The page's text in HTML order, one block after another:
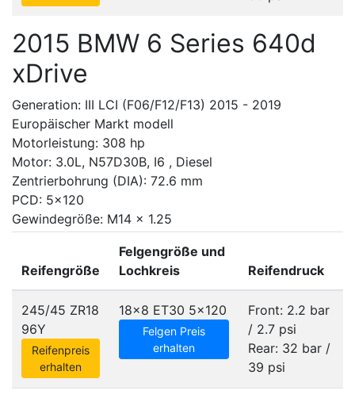
2015 BMW 6 Series 640d
xDrive
Generation: III LCI (F06/F12/F13) 2015 - 2019
Europäischer Markt modell
Motorleistung: 308 hp
Motor: 3.0L, N57D30B, I6 , Diesel
Zentrierbohrung (DIA): 72.6 mm
PCD: 5x120
Gewindegröße: M14 x 1.25
Reifengröße
Felgengröße und
Lochkreis
Reifendruck
245/45 ZR18
96Y
Reifenpreis
erhalten
18x8 ET30 5x120
Felgen Preis
erhalten
Front: 2.2 bar
/ 2.7 psi
Rear: 32 bar /
39 psi